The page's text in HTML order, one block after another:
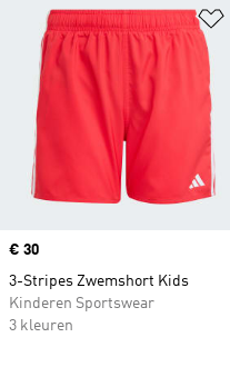
Price
€ 30
3-Stripes Zwemshort Kids
Kinderen Sportswear
3 kleuren